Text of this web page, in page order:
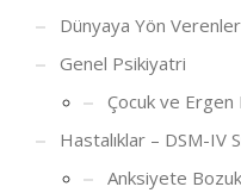
Dünyaya Yön Verenler
Genel Psikiyatri
Çocuk ve
Hastalıklar – DSM-IV
Anksiyete